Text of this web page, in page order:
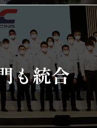
も統合